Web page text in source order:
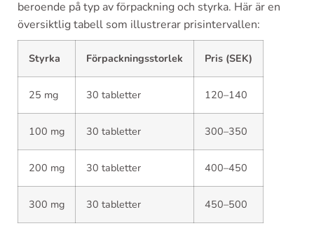
beroende på typ av förpackning och styrka. Här är en
översiktlig tabell som illustrerar prisintervallen:
Styrka Förpackningsstorlek Pris (SEK)
25 mg 30 tabletter 120–140
100 mg 30 tabletter 300–350
200 mg 30 tabletter 400–450
300 mg 30 tabletter 450–500